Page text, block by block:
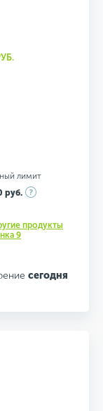
лимит
руб.
продукты
9
сегодня